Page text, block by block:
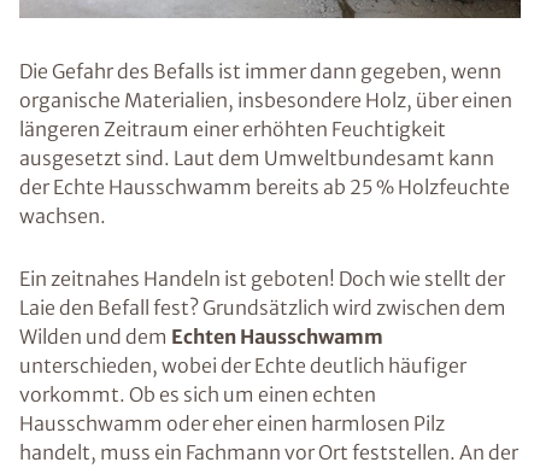
Die Gefahr des Befalls ist immer dann gegeben, wenn
organische Materialien, insbesondere Holz, über einen
längeren Zeitraum einer erhöhten Feuchtigkeit
ausgesetzt sind. Laut dem Umweltbundesamt kann
der Echte Hausschwamm bereits ab 25 % Holzfeuchte
wachsen.
Ein zeitnahes Handeln ist geboten! Doch wie stellt der
Laie den Befall fest? Grundsätzlich wird zwischen dem
Wilden und dem Echten Hausschwamm
unterschieden, wobei der Echte deutlich häufiger
vorkommt. Ob es sich um einen echten
Hausschwamm oder eher einen harmlosen Pilz
handelt, muss ein Fachmann vor Ort feststellen. An der